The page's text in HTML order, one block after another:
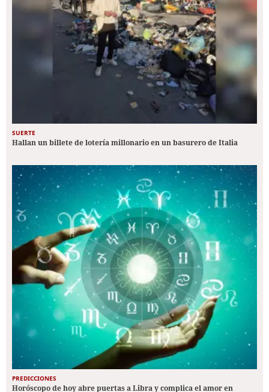
SUERTE
Hallan un billete de lotería millonario en un basurero de Italia
PREDICCIONES
Horóscopo de hoy abre puertas a Libra y complica el amor en